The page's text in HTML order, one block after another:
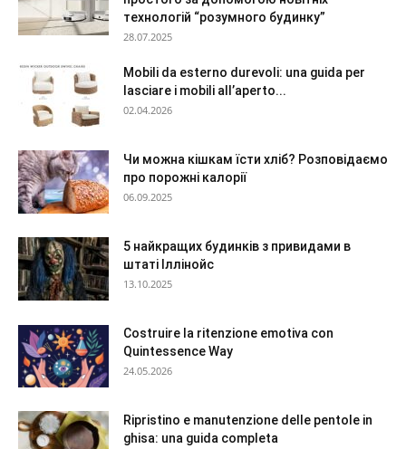
технологій “розумного будинку”
28.07.2025
Mobili da esterno durevoli: una guida per
lasciare i mobili all’aperto...
02.04.2026
Чи можна кішкам їсти хліб? Розповідаємо
про порожні калорії
06.09.2025
5 найкращих будинків з привидами в
штаті Іллінойс
13.10.2025
Costruire la ritenzione emotiva con
Quintessence Way
24.05.2026
Ripristino e manutenzione delle pentole in
ghisa: una guida completa